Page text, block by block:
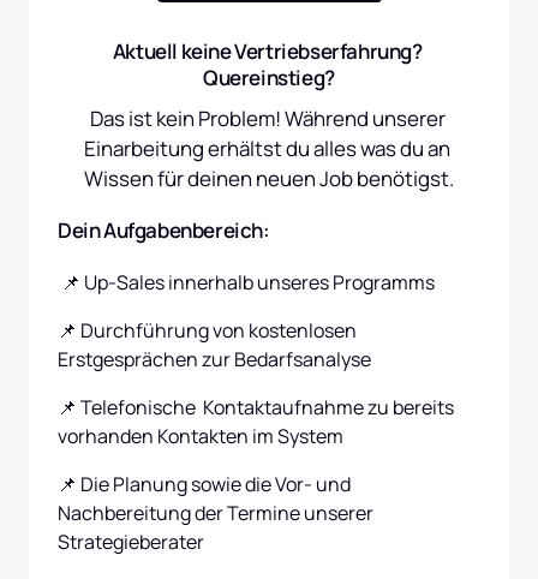
Aktuell keine Vertriebserfahrung?
Quereinstieg?
Das ist kein Problem! Während unserer
Einarbeitung erhältst du alles was du an
Wissen für deinen neuen Job benötigst.
Dein Aufgabenbereich:
📌 Up-Sales innerhalb unseres Programms
📌 Durchführung von kostenlosen
Erstgesprächen zur Bedarfsanalyse
📌 Telefonische  Kontaktaufnahme zu bereits
vorhanden Kontakten im System
📌 Die Planung sowie die Vor- und
Nachbereitung der Termine unserer
Strategieberater